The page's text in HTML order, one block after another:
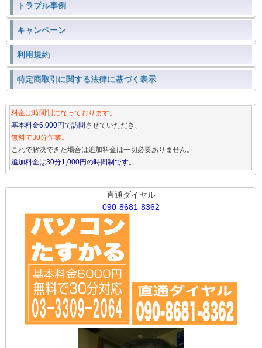
トラブル事例
キャンペーン
利用規約
特定商取引に関する法律に基づく表示
料金は時間制になっております。
基本料金6,000円で訪問させていただき、
無料で30分作業。
これで解決できた場合は追加料金は一切必要ありません。
追加料金は30分1,000円の時間制です。
直通ダイヤル
090-8681-8362